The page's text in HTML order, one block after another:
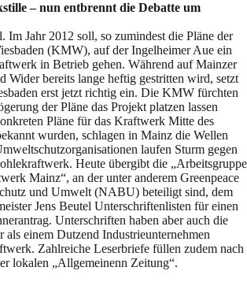
– nun entbrennt die Debatte um
Im Jahr 2012 soll, so zumindest die Pläne der
(KMW), auf der Ingelheimer Aue ein
in Betrieb gehen. Während auf Mainzer
Wider bereits lange heftig gestritten wird, setzt
erst jetzt richtig ein. Die KMW fürchten
der Pläne das Projekt platzen lassen
Pläne für das Kraftwerk Mitte des
wurden, schlagen in Mainz die Wellen
laufen Sturm gegen
Heute übergibt die „Arbeitsgruppe
Mainz“, an der unter anderem Greenpeace
und Umwelt (NABU) beteiligt sind, dem
Jens Beutel Unterschriftenlisten für einen
Unterschriften haben aber auch die
als einem Dutzend Industrieunternehmen
Zahlreiche Leserbriefe füllen zudem nach
lokalen „Allgemeinenn Zeitung“.